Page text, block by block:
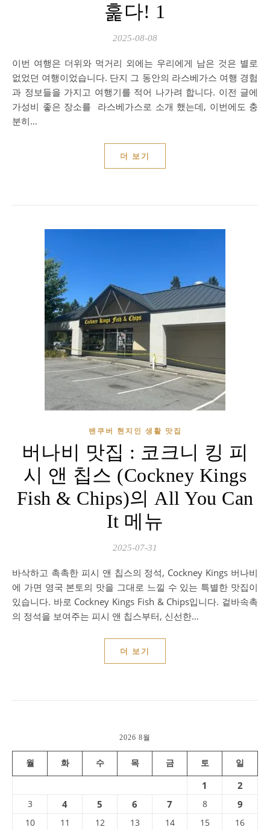
훑다! 1
2025-08-08
이번 여행은 더위와 먹거리 외에는 우리에게 남은 것은 별로
없었던 여행이었습니다. 단지 그 동안의 라스베가스 여행 경험
과 정보들을 가지고 여행기를 적어 나가려 합니다. 이전 글에
가성비 좋은 장소를 라스베가스로 소개 했는데, 이번에도 충
분히…
더 보기
밴쿠버 현지인 생활 맛집
버나비 맛집 : 코크니 킹 피
시 앤 칩스 (Cockney Kings
Fish & Chips)의 All You Can
It 메뉴
2025-07-31
바삭하고 촉촉한 피시 앤 칩스의 정석, Cockney Kings 버나비
에 가면 영국 본토의 맛을 그대로 느낄 수 있는 특별한 맛집이
있습니다. 바로 Cockney Kings Fish & Chips입니다. 겉바속촉
의 정석을 보여주는 피시 앤 칩스부터, 신선한…
더 보기
2026 8월
월 화 수 목 금 토 일
1 2
3 4 5 6 7 8 9
10 11 12 13 14 15 16